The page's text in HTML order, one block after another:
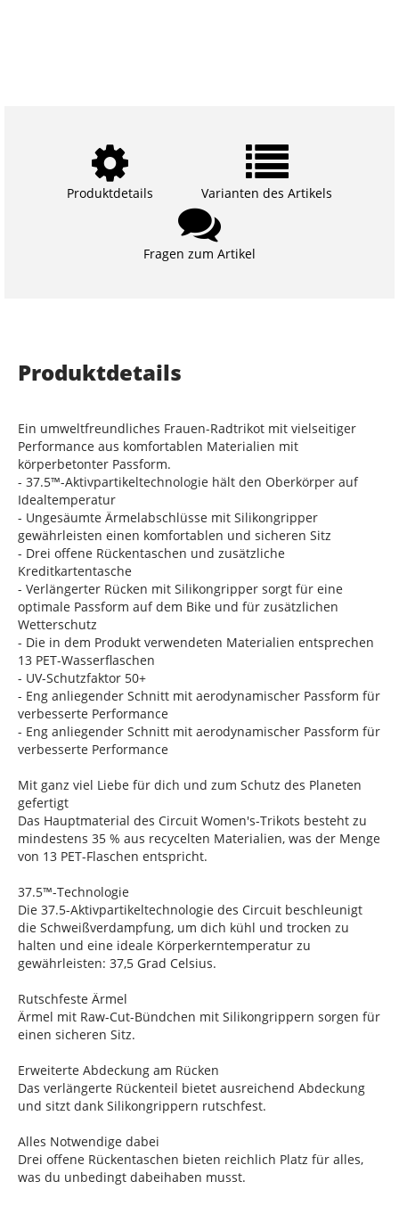
Produktdetails Varianten des Artikels
Fragen zum Artikel
Produktdetails
Ein umweltfreundliches Frauen-Radtrikot mit vielseitiger
Performance aus komfortablen Materialien mit
körperbetonter Passform.
- 37.5™-Aktivpartikeltechnologie hält den Oberkörper auf
Idealtemperatur
- Ungesäumte Ärmelabschlüsse mit Silikongripper
gewährleisten einen komfortablen und sicheren Sitz
- Drei offene Rückentaschen und zusätzliche
Kreditkartentasche
- Verlängerter Rücken mit Silikongripper sorgt für eine
optimale Passform auf dem Bike und für zusätzlichen
Wetterschutz
- Die in dem Produkt verwendeten Materialien entsprechen
13 PET-Wasserflaschen
- UV-Schutzfaktor 50+
- Eng anliegender Schnitt mit aerodynamischer Passform für
verbesserte Performance
- Eng anliegender Schnitt mit aerodynamischer Passform für
verbesserte Performance
Mit ganz viel Liebe für dich und zum Schutz des Planeten
gefertigt
Das Hauptmaterial des Circuit Women's-Trikots besteht zu
mindestens 35 % aus recycelten Materialien, was der Menge
von 13 PET-Flaschen entspricht.
37.5™-Technologie
Die 37.5-Aktivpartikeltechnologie des Circuit beschleunigt
die Schweißverdampfung, um dich kühl und trocken zu
halten und eine ideale Körperkerntemperatur zu
gewährleisten: 37,5 Grad Celsius.
Rutschfeste Ärmel
Ärmel mit Raw-Cut-Bündchen mit Silikongrippern sorgen für
einen sicheren Sitz.
Erweiterte Abdeckung am Rücken
Das verlängerte Rückenteil bietet ausreichend Abdeckung
und sitzt dank Silikongrippern rutschfest.
Alles Notwendige dabei
Drei offene Rückentaschen bieten reichlich Platz für alles,
was du unbedingt dabeihaben musst.